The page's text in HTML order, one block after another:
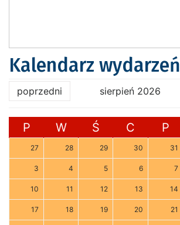
Kalendarz wydarzeń
poprzedni sierpień 2026
P W Ś C P
27 28 29 30 31
3 4 5 6 7
10 11 12 13 14
17 18 19 20 21